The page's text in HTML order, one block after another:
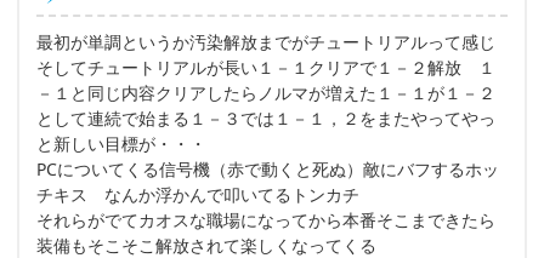
最初が単調というか汚染解放までがチュートリアルって感じ
そしてチュートリアルが長い１－１クリアで１－２解放 １
－１と同じ内容クリアしたらノルマが増えた１－１が１－２
として連続で始まる１－３では１－１，２をまたやってやっ
と新しい目標が・・・
PCについてくる信号機（赤で動くと死ぬ）敵にバフするホッ
チキス なんか浮かんで叩いてるトンカチ
それらがでてカオスな職場になってから本番そこまできたら
装備もそこそこ解放されて楽しくなってくる